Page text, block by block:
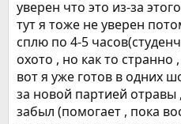
уверен что это из-за
тут я тоже не уверен
сплю по 4-5
охото , но как то странно
вот я уже готов в одних
за новой партией отравы
забыл (помогает , пока